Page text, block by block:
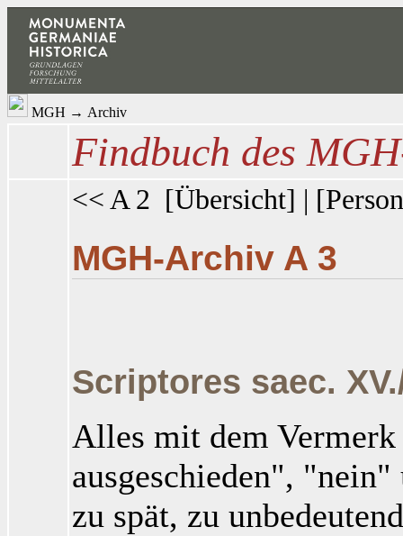
MGH → Archiv
Findbuch des
<< A 2 [Übersicht] | [
MGH-Archiv A 3
Scriptores saec.
Alles mit dem
ausgeschieden",
zu spät, zu